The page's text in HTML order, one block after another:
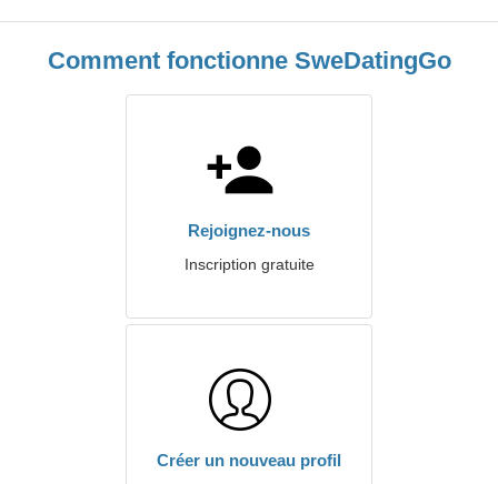
Comment fonctionne SweDatingGo
Rejoignez-nous
Inscription gratuite
Créer un nouveau profil